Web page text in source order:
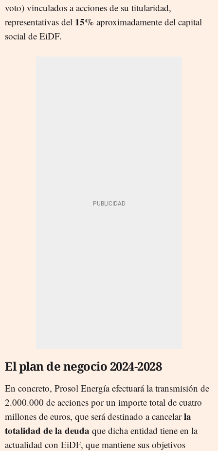
voto) vinculados a acciones de su titularidad,
representativas del 15% aproximadamente del capital
social de EiDF.
El plan de negocio 2024-2028
En concreto, Prosol Energía efectuará la transmisión de
2.000.000 de acciones por un importe total de cuatro
millones de euros, que será destinado a cancelarla
totalidad de la deuda que dicha entidad tiene en la
actualidad con EiDF, que mantiene sus objetivos